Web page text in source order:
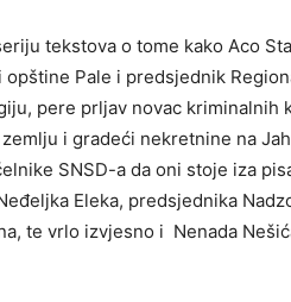
tekstova o tome kako Aco
Pale i predsjednik
pere prljav novac kriminalnih
i gradeći nekretnine na
SNSD-a da oni stoje iza
Eleka, predsjednika
te vrlo izvjesno i Nenada